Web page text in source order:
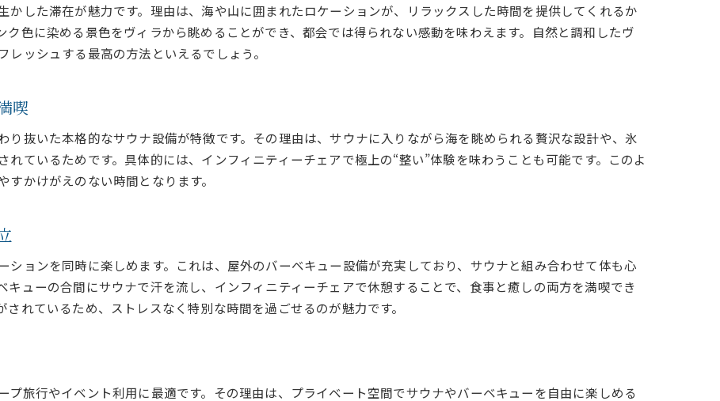
関西で人気の本格派サウナヴィラを徹底解説
グループで楽しむヴィラのバーベキュースタイル
サウナ好きが満足するプライベートヴィラ体験
アウトドア派必見のヴィラ活用術をご紹介
アウトドア派向けヴィラの活用アイデア集
サウナとバーベキューで充実のアウトドア体験
バーベキュー設備充実のヴィラを選ぶ理由
兵庫県で大人数におすすめのヴィラの魅力
かした滞在が魅力です。理由は、海や山に囲まれたロケーションが、リラックスした時間を提供してくれるか
ク色に染める景色をヴィラから眺めることができ、都会では得られない感動を味わえます。自然と調和したヴ
ッシュする最高の方法といえるでしょう。
喫
り抜いた本格的なサウナ設備が特徴です。その理由は、サウナに入りながら海を眺められる贅沢な設計や、氷
ているためです。具体的には、インフィニティーチェアで極上の“整い”体験を味わうことも可能です。このよ
かけがえのない時間となります。
ションを同時に楽しめます。これは、屋外のバーベキュー設備が充実しており、サウナと組み合わせて体も心
ューの合間にサウナで汗を流し、インフィニティーチェアで休憩することで、食事と癒しの両方を満喫でき
れているため、ストレスなく特別な時間を過ごせるのが魅力です。
プ旅行やイベント利用に最適です。その理由は、プライベート空間でサウナやバーベキューを自由に楽しめる